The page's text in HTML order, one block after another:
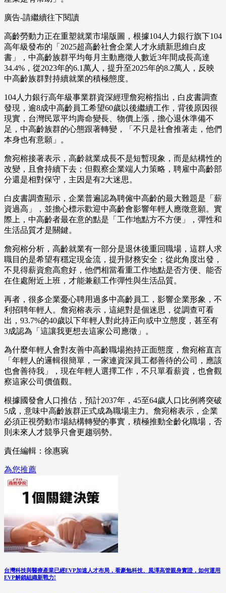
廣告-請繼續往下閱讀
高齡勞動力正在重塑就業市場版圖，根據104人力銀行旗下104
高年級發布的「2025超高齡社會企業人才永續新思維白皮
書」，中高齡族群平均每月主動應徵人數近3年間成長高達
34.4%，從2023年的6.1萬人，提升至2025年的8.2萬人，反映
中高齡族群對持續就業的積極態度。
104人力銀行高年級事業群資深經理詹宛榕指出，白皮書調查
發現，逾8成中高齡員工希望60歲以後繼續工作，背後原因很
現實，台灣民眾平均壽命變長、物價上漲，擔心退休準備不
足，中高齡族群的心態跟著轉變，「不只是社會推著走，他們
本身也有意願」。
詹宛榕接著表示，高齡就業成長不是短暫現象，而是結構性的
改變，且會持續下去；但觀察企業端人力策略，聘雇中高齡部
分還是相對保守，主因是有2大迷思。
白皮書調查顯示，企業普遍認為聘僱中高齡的最大難題是「薪
資過高」，並擔心標示歡迎中高齡會影響年輕人應徵意願。實
際上，中高齡者最在意的點是「工作地點方不方便」，彈性和
生活品質才是關鍵。
詹宛榕分析，高齡就業有一部分是退休後重回職場，這群人求
職目的是希望有穩定現金流，提升財務安全；從此角度出發，
不見得薪資愈高愈好，他們相當看重工作地點是否方便、能否
在住處附近上班，才能兼顧工作彈性與生活品質。
再者，很多企業憂心聘用過多中高齡員工，影響企業形象，不
利招聘年輕人。詹宛榕表示，這絕對是個迷思，從調查可看
出，93.7%的40歲以下年輕人對此持正向或中立態度，甚至有
3成認為「這讓我更想去這家公司應徵」。
為什麼年輕人會對友善中高齡職場抱持正面態度，詹宛榕直言
「年輕人的邏輯很簡單，一家連資深員工都善待的公司，應該
也會善待我」，現在年輕人選擇工作，不只單看薪資，也會觀
察這家公司價值觀。
根據國發會人口推估，預計2037年，45至64歲人口比例將突破
5成，意味中高齡族群正式成為職場主力。詹宛榕表示，企業
必須正視勞動市場結構轉變的事實，積極推動全齡化職場，否
則未來人才競爭只會更趨弱勢。
責任編輯：徐惠琬
為您推薦
台灣科技與醫療產業已經EVP加速人才布局，看豪勉科技、風澤高管親身實證，如何運用
EVP解鎖組織新戰力!